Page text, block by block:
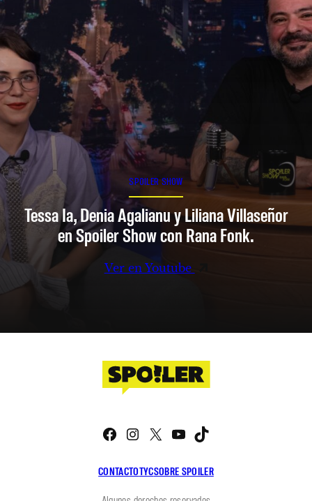
SPOILER SHOW
Tessa Ia, Denia Agalianu y Liliana Villaseñor
en Spoiler Show con Rana Fonk.
Ver en Youtube
CONTACTOTYCSOBRE SPOILER
Facebook
Instagram
X YouTube